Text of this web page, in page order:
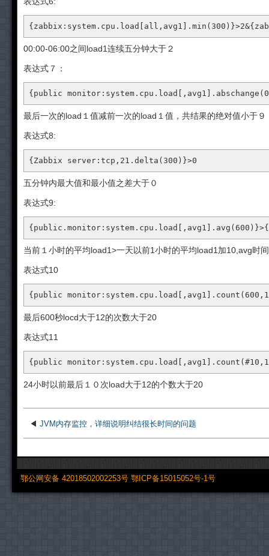
00:00-06:00之间load1连续五分钟大于２
表达式７：
{public
最后一次的load１值减前一次的load１值，共结果的绝对值小于９
表达式8:
{Zabbix server:tcp,21.delta(300)}>0
五分钟内最大值和最小值之差大于０
表达式9:
当前１小时的平均load1>一天以前1小时的平均load1加10,avg时
表达式10
{public
最后600秒locd大于12的次数大于20
表达式11
{public
24小时以前最后１０次load大于12的个数大于20
◀ JVM内存监控，详细说明纠结很长时间的问题
鄂公网安备 42018502002253号 鄂ICP备15015052号-1号